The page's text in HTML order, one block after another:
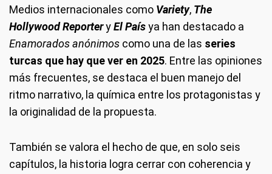
Medios internacionales como Variety, The
Hollywood ReporteryEl Paísya han destacado a
Enamorados anónimos como una de las series
turcas que hay que ver en 2025. Entre las opiniones
más frecuentes, se destaca el buen manejo del
ritmo narrativo, la química entre los protagonistas y
la originalidad de la propuesta.
También se valora el hecho de que, en solo seis
capítulos, la historia logra cerrar con coherencia y